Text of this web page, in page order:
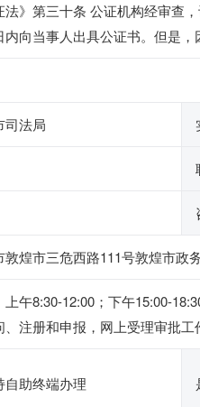
法》第三十条 公证机构经审查
内向当事人出具公证书。但是
司法局
敦煌市三危西路111号敦煌市政
上午8:30-12:00；下午15:00-
、注册和申报，网上受理审批工
自助终端办理